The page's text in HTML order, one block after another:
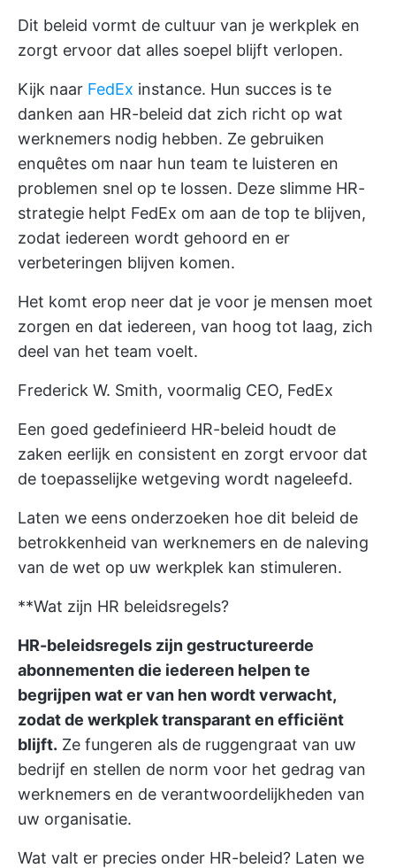
Dit beleid vormt de cultuur van je werkplek en
zorgt ervoor dat alles soepel blijft verlopen.
Kijk naar FedEx instance. Hun succes is te
danken aan HR-beleid dat zich richt op wat
werknemers nodig hebben. Ze gebruiken
enquêtes om naar hun team te luisteren en
problemen snel op te lossen. Deze slimme HR-
strategie helpt FedEx om aan de top te blijven,
zodat iedereen wordt gehoord en er
verbeteringen blijven komen.
Het komt erop neer dat je voor je mensen moet
zorgen en dat iedereen, van hoog tot laag, zich
deel van het team voelt.
Frederick W. Smith, voormalig CEO, FedEx
Een goed gedefinieerd HR-beleid houdt de
zaken eerlijk en consistent en zorgt ervoor dat
de toepasselijke wetgeving wordt nageleefd.
Laten we eens onderzoeken hoe dit beleid de
betrokkenheid van werknemers en de naleving
van de wet op uw werkplek kan stimuleren.
**Wat zijn HR beleidsregels?
HR-beleidsregels zijn gestructureerde
abonnementen die iedereen helpen te
begrijpen wat er van hen wordt verwacht,
zodat de werkplek transparant en efficiënt
blijft. Ze fungeren als de ruggengraat van uw
bedrijf en stellen de norm voor het gedrag van
werknemers en de verantwoordelijkheden van
uw organisatie.
Wat valt er precies onder HR-beleid? Laten we